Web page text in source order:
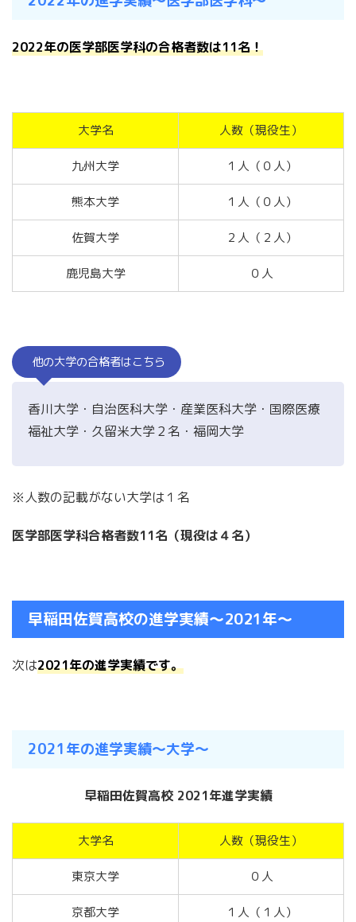
2022年の医学部医学科の合格者数は11名！
大学名 人数（現役生）
九州大学 １人（０人）
熊本大学 １人（０人）
佐賀大学 ２人（２人）
鹿児島大学 ０人
他の大学の合格者はこちら
香川大学・自治医科大学・産業医科大学・国際医療
福祉大学・久留米大学２名・福岡大学
※人数の記載がない大学は１名
医学部医学科合格者数11名（現役は４名）
早稲田佐賀高校の進学実績〜2021年〜
次は2021年の進学実績です。
2021年の進学実績〜大学〜
早稲田佐賀高校 2021年進学実績
大学名 人数（現役生）
東京大学 ０人
京都大学 １人（１人）